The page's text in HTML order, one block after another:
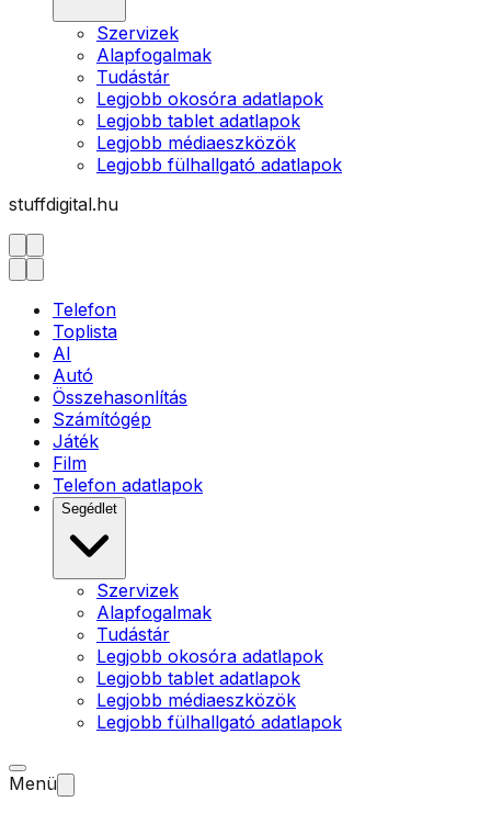
Szervizek
Alapfogalmak
Tudástár
Legjobb okosóra adatlapok
Legjobb tablet adatlapok
Legjobb médiaeszközök
Legjobb fülhallgató adatlapok
stuffdigital.hu
Telefon
Toplista
AI
Autó
Összehasonlítás
Számítógép
Játék
Film
Telefon adatlapok
Segédlet
Szervizek
Alapfogalmak
Tudástár
Legjobb okosóra adatlapok
Legjobb tablet adatlapok
Legjobb médiaeszközök
Legjobb fülhallgató adatlapok
Menü